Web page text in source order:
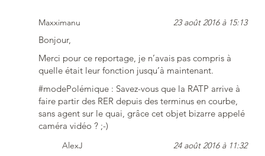
Maxximanu 23 août 2016 à 15:13
Bonjour,
Merci pour ce reportage, je n’avais pas compris à
quelle était leur fonction jusqu’à maintenant.
#modePolémique : Savez-vous que la RATP arrive à
faire partir des RER depuis des terminus en courbe,
sans agent sur le quai, grâce cet objet bizarre appelé
caméra vidéo ? ;-)
AlexJ 24 août 2016 à 11:32